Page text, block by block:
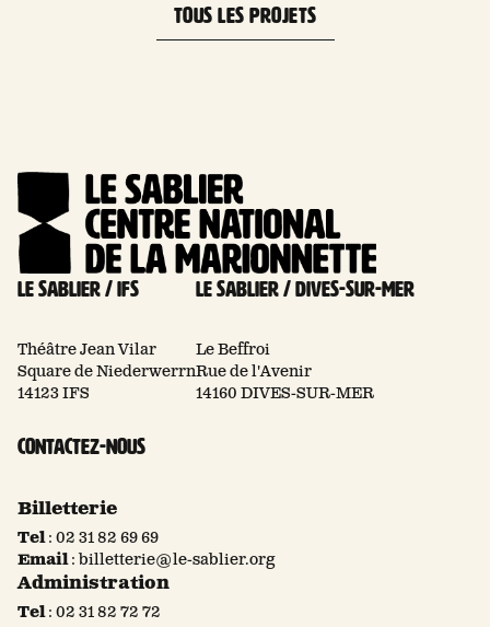
TOUS LES PROJETS
Le Sablier / Ifs
Théâtre Jean Vilar
Square de Niederwerrn
14123 IFS
Le Sablier / Dives-sur-mer
Le Beffroi
Rue de l'Avenir
14160 DIVES-SUR-MER
Contactez-nous
Billetterie
Tel: 02 31 82 69 69
Email:billetterie@le-sablier.org
Administration
Tel: 02 31 82 72 72